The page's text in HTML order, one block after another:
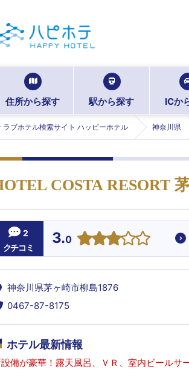
住所から探す 駅から探す ICか
ラブホテル検索サイト ハッピーホテル 神奈川県
COSTA RESORT
2
クチコミ
3.0
神奈川県茅ヶ崎市柳島1876
0467-87-8175
ホテル最新情報
備が豪華！露天風呂、ＶＲ、室内ビール